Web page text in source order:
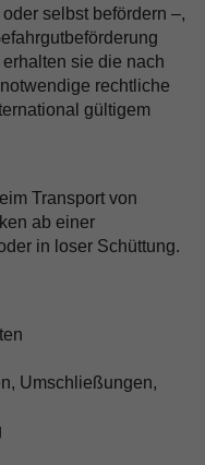
selbst befördern –,
sie die nach
rechtliche
gültigem
Transport von
ab einer
in loser Schüttung.
Umschließungen,